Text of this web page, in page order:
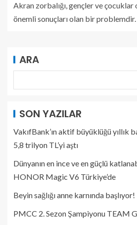
Akran zorbalığı, gençler ve çocuklar
önemli sonuçları olan bir
ARA
SON YAZILAR
VakıfBank’ın aktif büyüklüğü yıllık
5,8 trilyon TL’yi aştı
Dünyanın en ince ve en güçlü
HONOR Magic V6 Türkiye’de
Beyin sağlığı anne karnında başlıyor!
PMCC 2. Sezon Şampiyonu TEAM